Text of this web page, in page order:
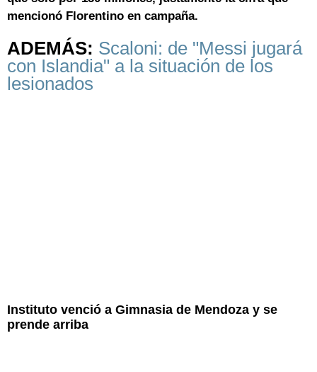
mencionó Florentino en campaña.
ADEMÁS: Scaloni: de "Messi jugará
con Islandia" a la situación de los
lesionados
Instituto venció a Gimnasia de Mendoza y se
prende arriba